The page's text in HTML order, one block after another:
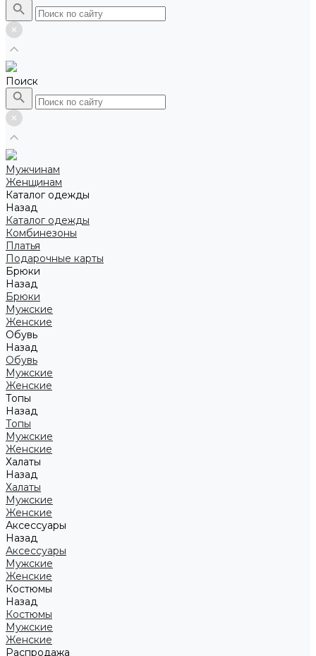
Поиск
Мужчинам
Женщинам
Каталог одежды
Назад
Каталог одежды
Комбинезоны
Платья
Подарочные карты
Брюки
Назад
Брюки
Мужские
Женские
Обувь
Назад
Обувь
Мужские
Женские
Топы
Назад
Топы
Мужские
Женские
Халаты
Назад
Халаты
Мужские
Женские
Аксессуары
Назад
Аксессуары
Мужские
Женские
Костюмы
Назад
Костюмы
Мужские
Женские
Распродажа